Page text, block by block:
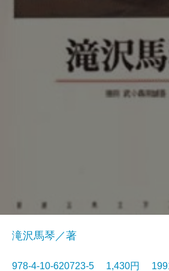
滝沢馬琴／著
978-4-10-620723-5 1,430円